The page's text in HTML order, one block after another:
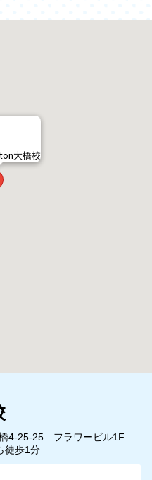
大橋校
4-25-25 フラワービル1F
徒歩1分